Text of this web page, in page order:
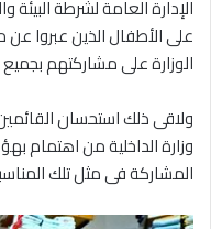
الإدارة العامة لشرطة
على الأطفال الذين عبروا
الوزارة على مشاركتهم
ولاقى ذلك استحسان القائمين
وزارة الداخلية من اهتمام
المشاركة فى مثل تلك